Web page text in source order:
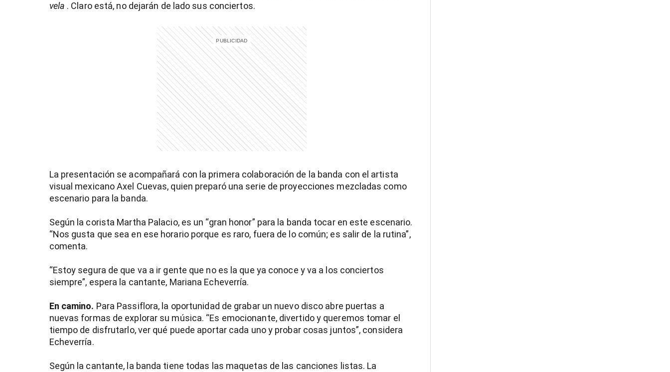
vela . Claro está, no dejarán de lado sus conciertos.
La presentación se acompañará con la primera colaboración de la banda con el artista
visual mexicano Axel Cuevas, quien preparó una serie de proyecciones mezcladas como
escenario para la banda.
Según la corista Martha Palacio, es un “gran honor” para la banda tocar en este escenario.
“Nos gusta que sea en ese horario porque es raro, fuera de lo común; es salir de la rutina”,
comenta.
“Estoy segura de que va a ir gente que no es la que ya conoce y va a los conciertos
siempre”, espera la cantante, Mariana Echeverría.
En camino. Para Passiflora, la oportunidad de grabar un nuevo disco abre puertas a
nuevas formas de explorar su música. “Es emocionante, divertido y queremos tomar el
tiempo de disfrutarlo, ver qué puede aportar cada uno y probar cosas juntos”, considera
Echeverría.
Según la cantante, la banda tiene todas las maquetas de las canciones listas. La